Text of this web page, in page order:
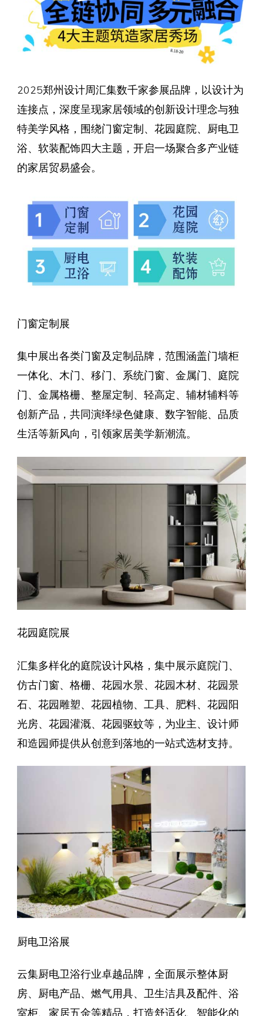
2025郑州设计周汇集数千家参展品牌，以设计为
连接点，深度呈现家居领域的创新设计理念与独
特美学风格，围绕门窗定制、花园庭院、厨电卫
浴、软装配饰四大主题，开启一场聚合多产业链
的家居贸易盛会。
门窗定制展
集中展出各类门窗及定制品牌，范围涵盖门墙柜
一体化、木门、移门、系统门窗、金属门、庭院
门、金属格栅、整屋定制、轻高定、辅材辅料等
创新产品，共同演绎绿色健康、数字智能、品质
生活等新风向，引领家居美学新潮流。
花园庭院展
汇集多样化的庭院设计风格，集中展示庭院门、
仿古门窗、格栅、花园水景、花园木材、花园景
石、花园雕塑、花园植物、工具、肥料、花园阳
光房、花园灌溉、花园驱蚊等，为业主、设计师
和造园师提供从创意到落地的一站式选材支持。
厨电卫浴展
云集厨电卫浴行业卓越品牌，全面展示整体厨
房、厨电产品、燃气用具、卫生洁具及配件、浴
室柜、家居五金等精品，打造舒适化、智能化的